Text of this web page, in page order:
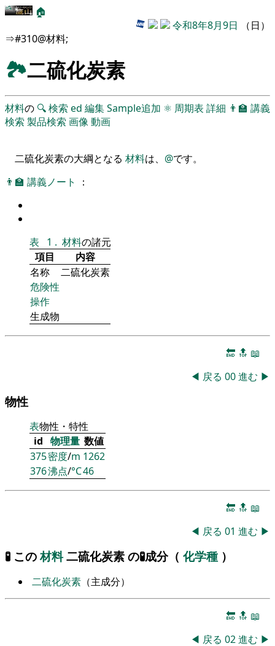
🏠
令和8年8月9日 （日）
⇒#310@材料;
🏞二硫化炭素
材料の 🔍検索 ed 編集Sample追加 ⚛ 周期表 詳細 👨‍🏫 講義
検索 製品検索 画像動画
二硫化炭素の大綱となる 材料は、 @です。
👨‍🏫 講義ノート ：
表 1 . 材料の諸元
項目
内容
名称
二硫化炭素
危険性
操作
生成物
🔚 🔝 📖
◀ 戻る 00進む ▶
物性
表物性・特性
id 物理量 数値
375密度/m 1262
376沸点/°C46
🔚 🔝 📖
◀ 戻る 01 進む ▶
🧪 この材料二硫化炭素 の🧪成分（ 化学種 ）
二硫化炭素 （主成分）
🔚 🔝 📖
◀ 戻る 02進む ▶